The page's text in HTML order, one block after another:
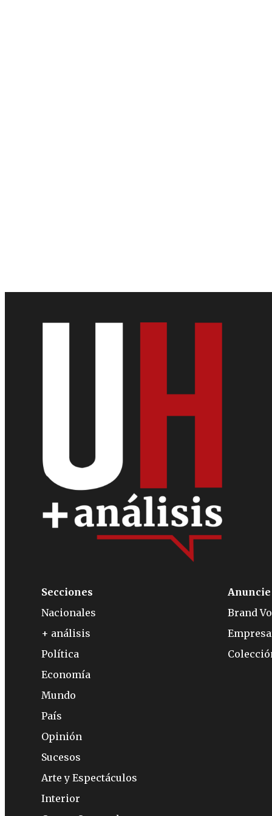
Secciones
Nacionales
+ análisis
Política
Economía
Mundo
País
Opinión
Sucesos
Arte y Espectáculos
Interior
Brand